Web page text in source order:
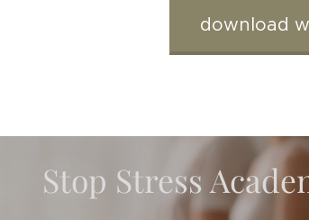
download
Stop Stress